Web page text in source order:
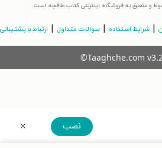
نصب
و متعلق به فروشگاه اینترنتی کتاب طاقچه است.
شرایط استفاده سوالات متداول ارتباط با پشتیبانی
©Taaghche.com v